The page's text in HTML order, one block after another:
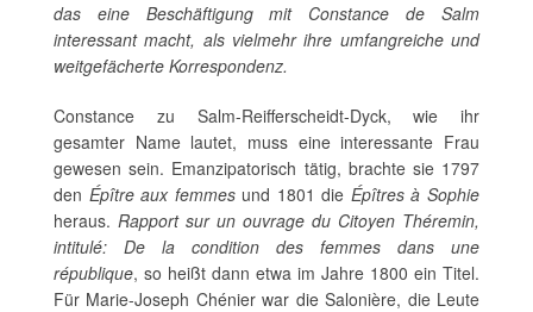
das eine Beschäftigung mit Constance de Salm
interessant macht, als vielmehr ihre umfangreiche und
weitgefächerte Korrespondenz.
Constance zu Salm-Reifferscheidt-Dyck, wie ihr
gesamter Name lautet, muss eine interessante Frau
gewesen sein. Emanzipatorisch tätig, brachte sie 1797
den Épître aux femmes und 1801 die Épîtres à Sophie
heraus. Rapport sur un ouvrage du Citoyen Théremin,
intitulé: De la condition des femmes dans une
république, so heißt dann etwa im Jahre 1800 ein Titel.
Für Marie-Joseph Chénier war die Salonière, die Leute